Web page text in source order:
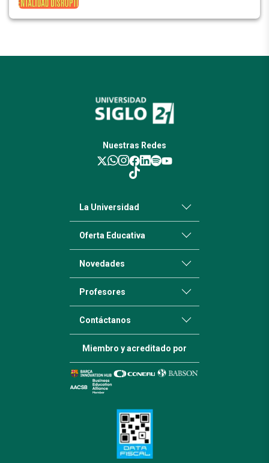
Nuestras Redes
La Universidad
Oferta Educativa
Novedades
Profesores
Contáctanos
Miembro y acreditado por